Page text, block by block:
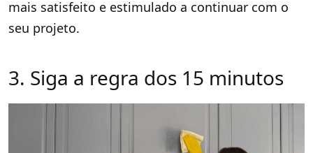
mais satisfeito e estimulado a continuar com o
seu projeto.
3. Siga a regra dos 15 minutos